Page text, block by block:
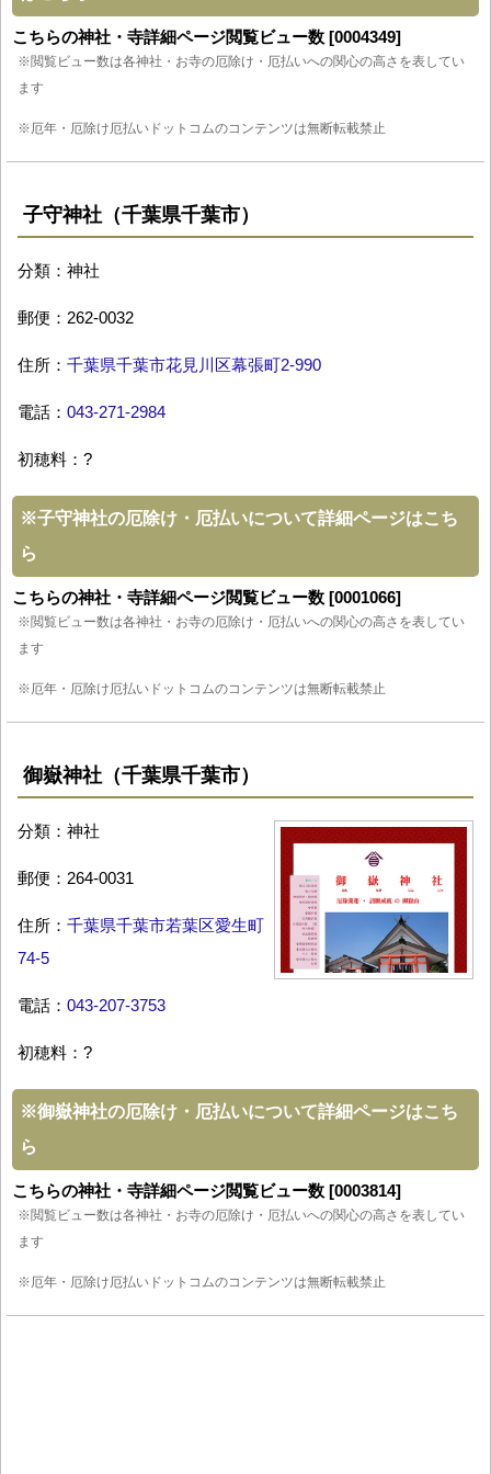
こちらの神社・寺詳細ページ閲覧ビュー数 [0004349]
※閲覧ビュー数は各神社・お寺の厄除け・厄払いへの関心の高さを表してい
ます
※厄年・厄除け厄払いドットコムのコンテンツは無断転載禁止
子守神社（千葉県千葉市）
分類：神社
郵便：262-0032
住所： 千葉県千葉市花見川区幕張町2-990
電話： 043-271-2984
初穂料：?
※子守神社の厄除け・厄払いについて詳細ページはこち
ら
こちらの神社・寺詳細ページ閲覧ビュー数 [0001066]
※閲覧ビュー数は各神社・お寺の厄除け・厄払いへの関心の高さを表してい
ます
※厄年・厄除け厄払いドットコムのコンテンツは無断転載禁止
御嶽神社（千葉県千葉市）
分類：神社
郵便：264-0031
住所： 千葉県千葉市若葉区愛生町
74-5
電話： 043-207-3753
初穂料：?
※御嶽神社の厄除け・厄払いについて詳細ページはこち
ら
こちらの神社・寺詳細ページ閲覧ビュー数 [0003814]
※閲覧ビュー数は各神社・お寺の厄除け・厄払いへの関心の高さを表してい
ます
※厄年・厄除け厄払いドットコムのコンテンツは無断転載禁止